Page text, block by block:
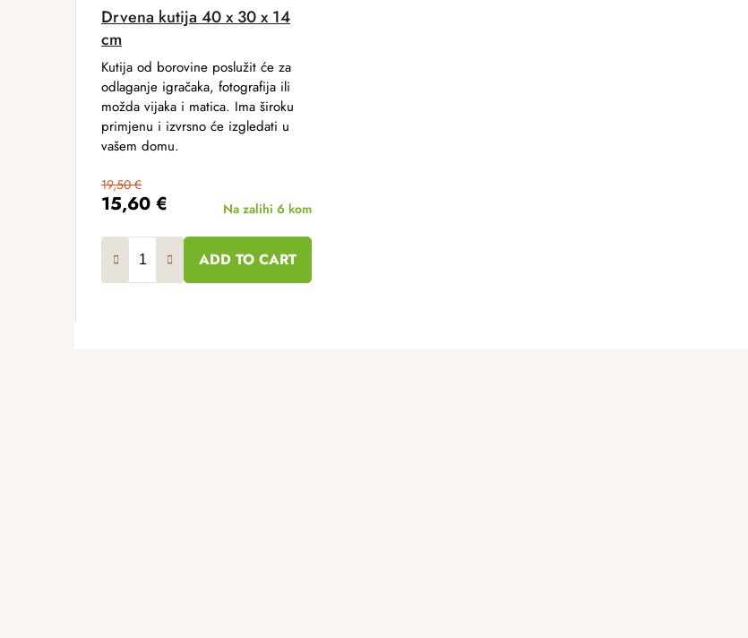
Drvena kutija 40 x 30 x 14
cm
15,60 €
19,50 €
Na zalihi 6 kom
ADD TO CART
Kutija od borovine poslužit će za
odlaganje igračaka, fotografija ili
možda vijaka i matica. Ima široku
primjenu i izvrsno će izgledati u
vašem domu.